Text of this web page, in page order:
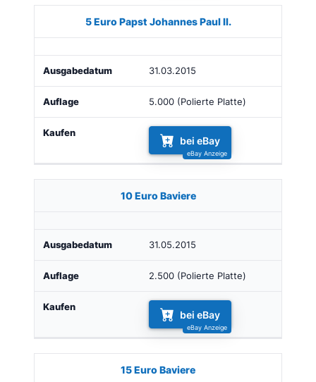
5 Euro Papst Johannes Paul II.
31.03.2015
5.000 (Polierte Platte)
bei eBay
10 Euro Baviere
31.05.2015
2.500 (Polierte Platte)
bei eBay
15 Euro Baviere